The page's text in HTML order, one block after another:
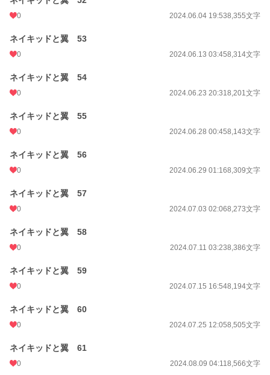
0 2024.06.04 19:538,355文字
ネイキッドと翼 53
0 2024.06.13 03:458,314文字
ネイキッドと翼 54
0 2024.06.23 20:318,201文字
ネイキッドと翼 55
0 2024.06.28 00:458,143文字
ネイキッドと翼 56
0 2024.06.29 01:168,309文字
ネイキッドと翼 57
0 2024.07.03 02:068,273文字
ネイキッドと翼 58
0 2024.07.11 03:238,386文字
ネイキッドと翼 59
0 2024.07.15 16:548,194文字
ネイキッドと翼 60
0 2024.07.25 12:058,505文字
ネイキッドと翼 61
0 2024.08.09 04:118,566文字